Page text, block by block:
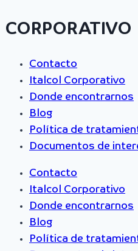
CORPORATIVO
Contacto
Italcol Corporativo
Donde encontrarnos
Blog
Política de
Documentos de
Contacto
Italcol Corporativo
Donde encontrarnos
Blog
Política de